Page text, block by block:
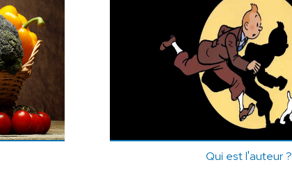
Qui est l'auteur ?